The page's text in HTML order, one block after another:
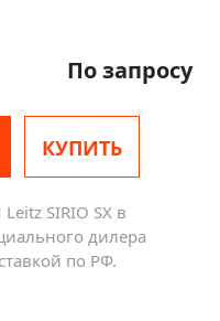
По запросу
КУПИТЬ
SIRIO SX в
дилера
по РФ.